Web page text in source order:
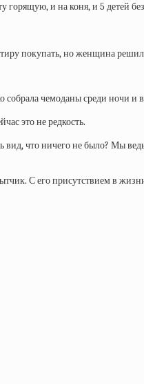
и на коня, и 5 детей
покупать, но женщина
чемоданы среди ночи
это не редкость.
что ничего не было? Мы
С его присутствием в